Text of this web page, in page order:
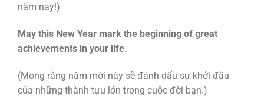
năm nay!)
May this New Year mark the beginning of great
achievements in your life.
(Mong rằng năm mới này sẽ đánh dấu sự khởi đầu
của những thành tựu lớn trong cuộc đời bạn.)